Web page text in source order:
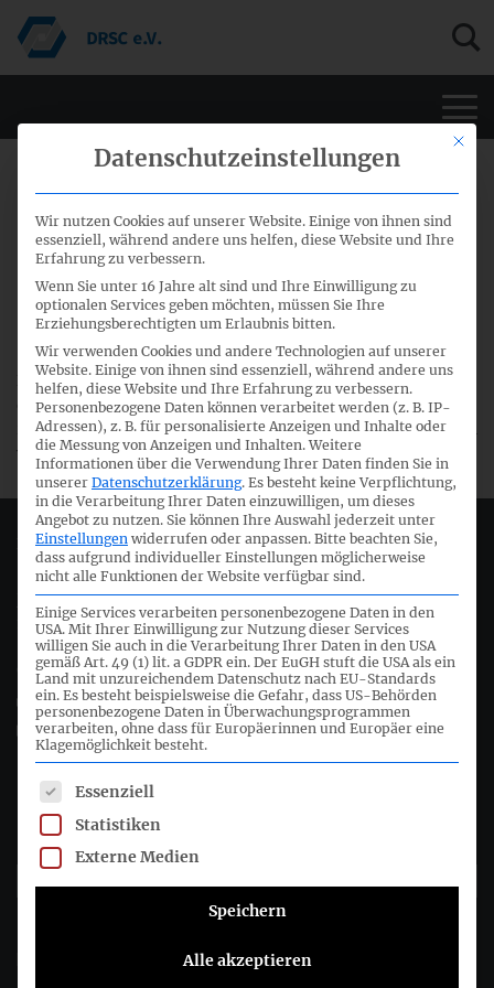
Mitschnitte der 29. Sitzung des
Fachausschusses
Nachhaltigkeitsberichterstattung
Die Mitschnitte der Tagesordnungspunkte der 29. Sitzung
des Fachausschusses Nachhaltigkeitsberichterstattung vom
27. Juni 2024 sind jetzt archiviert und können hierabgerufen
werden.
Deutsches Rechnungslegungs Standards Committee e.V.
Joachimsthaler Str. 34
10719 Berlin
+49 (0)30 20 64 12 - 0
+49 (0)30 20 64 12 - 15
info@drsc.de
Folgen Sie dem DRSC
DRSC-Newsletter abonnieren
Mit
Datenschutzeinstellungen
Wir nutzen Cookies auf unserer Website. Einige von ihnen sind
essenziell, während andere uns helfen, diese Website und Ihre
Erfahrung zu verbessern.
Wenn Sie unter 16 Jahre alt sind und Ihre Einwilligung zu
optionalen Services geben möchten, müssen Sie Ihre
Erziehungsberechtigten um Erlaubnis bitten.
Wir verwenden Cookies und andere Technologien auf unserer
Website. Einige von ihnen sind essenziell, während andere uns
helfen, diese Website und Ihre Erfahrung zu verbessern.
Personenbezogene Daten können verarbeitet werden (z. B. IP-
Adressen), z. B. für personalisierte Anzeigen und Inhalte oder
die Messung von Anzeigen und Inhalten. Weitere
Informationen über die Verwendung Ihrer Daten finden Sie in
unserer Datenschutzerklärung. Es besteht keine Verpflichtung,
in die Verarbeitung Ihrer Daten einzuwilligen, um dieses
Angebot zu nutzen. Sie können Ihre Auswahl jederzeit unter
Einstellungen widerrufen oder anpassen. Bitte beachten Sie,
dass aufgrund individueller Einstellungen möglicherweise
nicht alle Funktionen der Website verfügbar sind.
Einige Services verarbeiten personenbezogene Daten in den
USA. Mit Ihrer Einwilligung zur Nutzung dieser Services
willigen Sie auch in die Verarbeitung Ihrer Daten in den USA
gemäß Art. 49 (1) lit. a GDPR ein. Der EuGH stuft die USA als ein
Land mit unzureichendem Datenschutz nach EU-Standards
ein. Es besteht beispielsweise die Gefahr, dass US-Behörden
personenbezogene Daten in Überwachungsprogrammen
verarbeiten, ohne dass für Europäerinnen und Europäer eine
Klagemöglichkeit besteht.
Es folgt eine Liste der Service-Gruppen, für die eine
Essenziell
Statistiken
Externe Medien
Speichern
Alle akzeptieren